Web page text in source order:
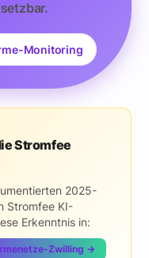
Monitoring
Stromfee
2025-
Stromfee KI-
Erkenntnis in:
Zwilling →